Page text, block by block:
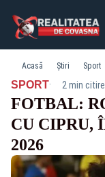
Acasă Știri Sport
SPORT· 2 min citire
FOTBAL:
CU CIPRU,
2026